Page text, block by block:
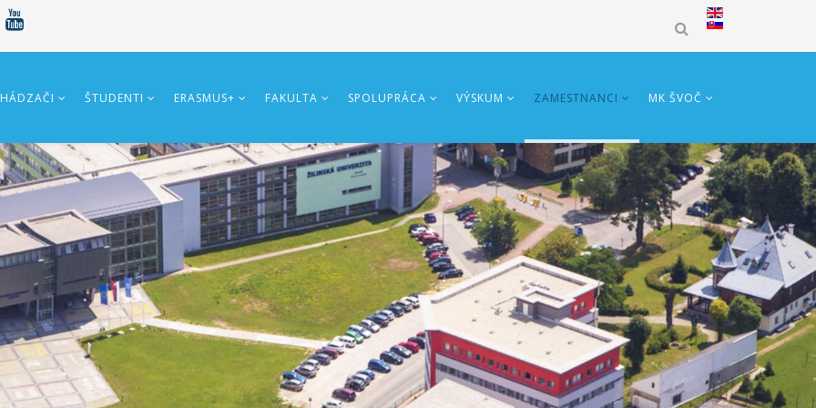
ŠTUDENTI ERASMUS+ FAKULTA SPOLUPRÁCA VÝSKUM ZAMESTNANCI MK ŠVOČ